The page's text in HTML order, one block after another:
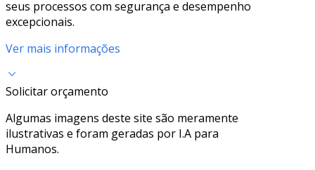
seus processos com segurança e desempenho
excepcionais.
Ver mais informações
Solicitar orçamento
Algumas imagens deste site são meramente
ilustrativas e foram geradas por I.A para
Humanos.